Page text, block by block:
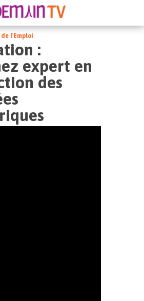
de l'Emploi
:
expert en
des